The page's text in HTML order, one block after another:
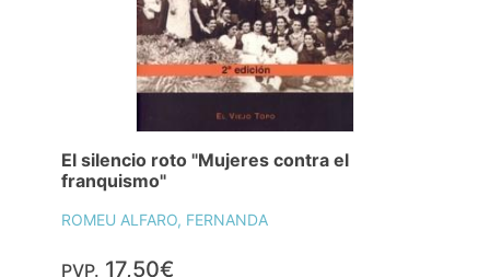
El silencio roto "Mujeres contra el
franquismo"
ROMEU ALFARO, FERNANDA
PVP. 17,50€